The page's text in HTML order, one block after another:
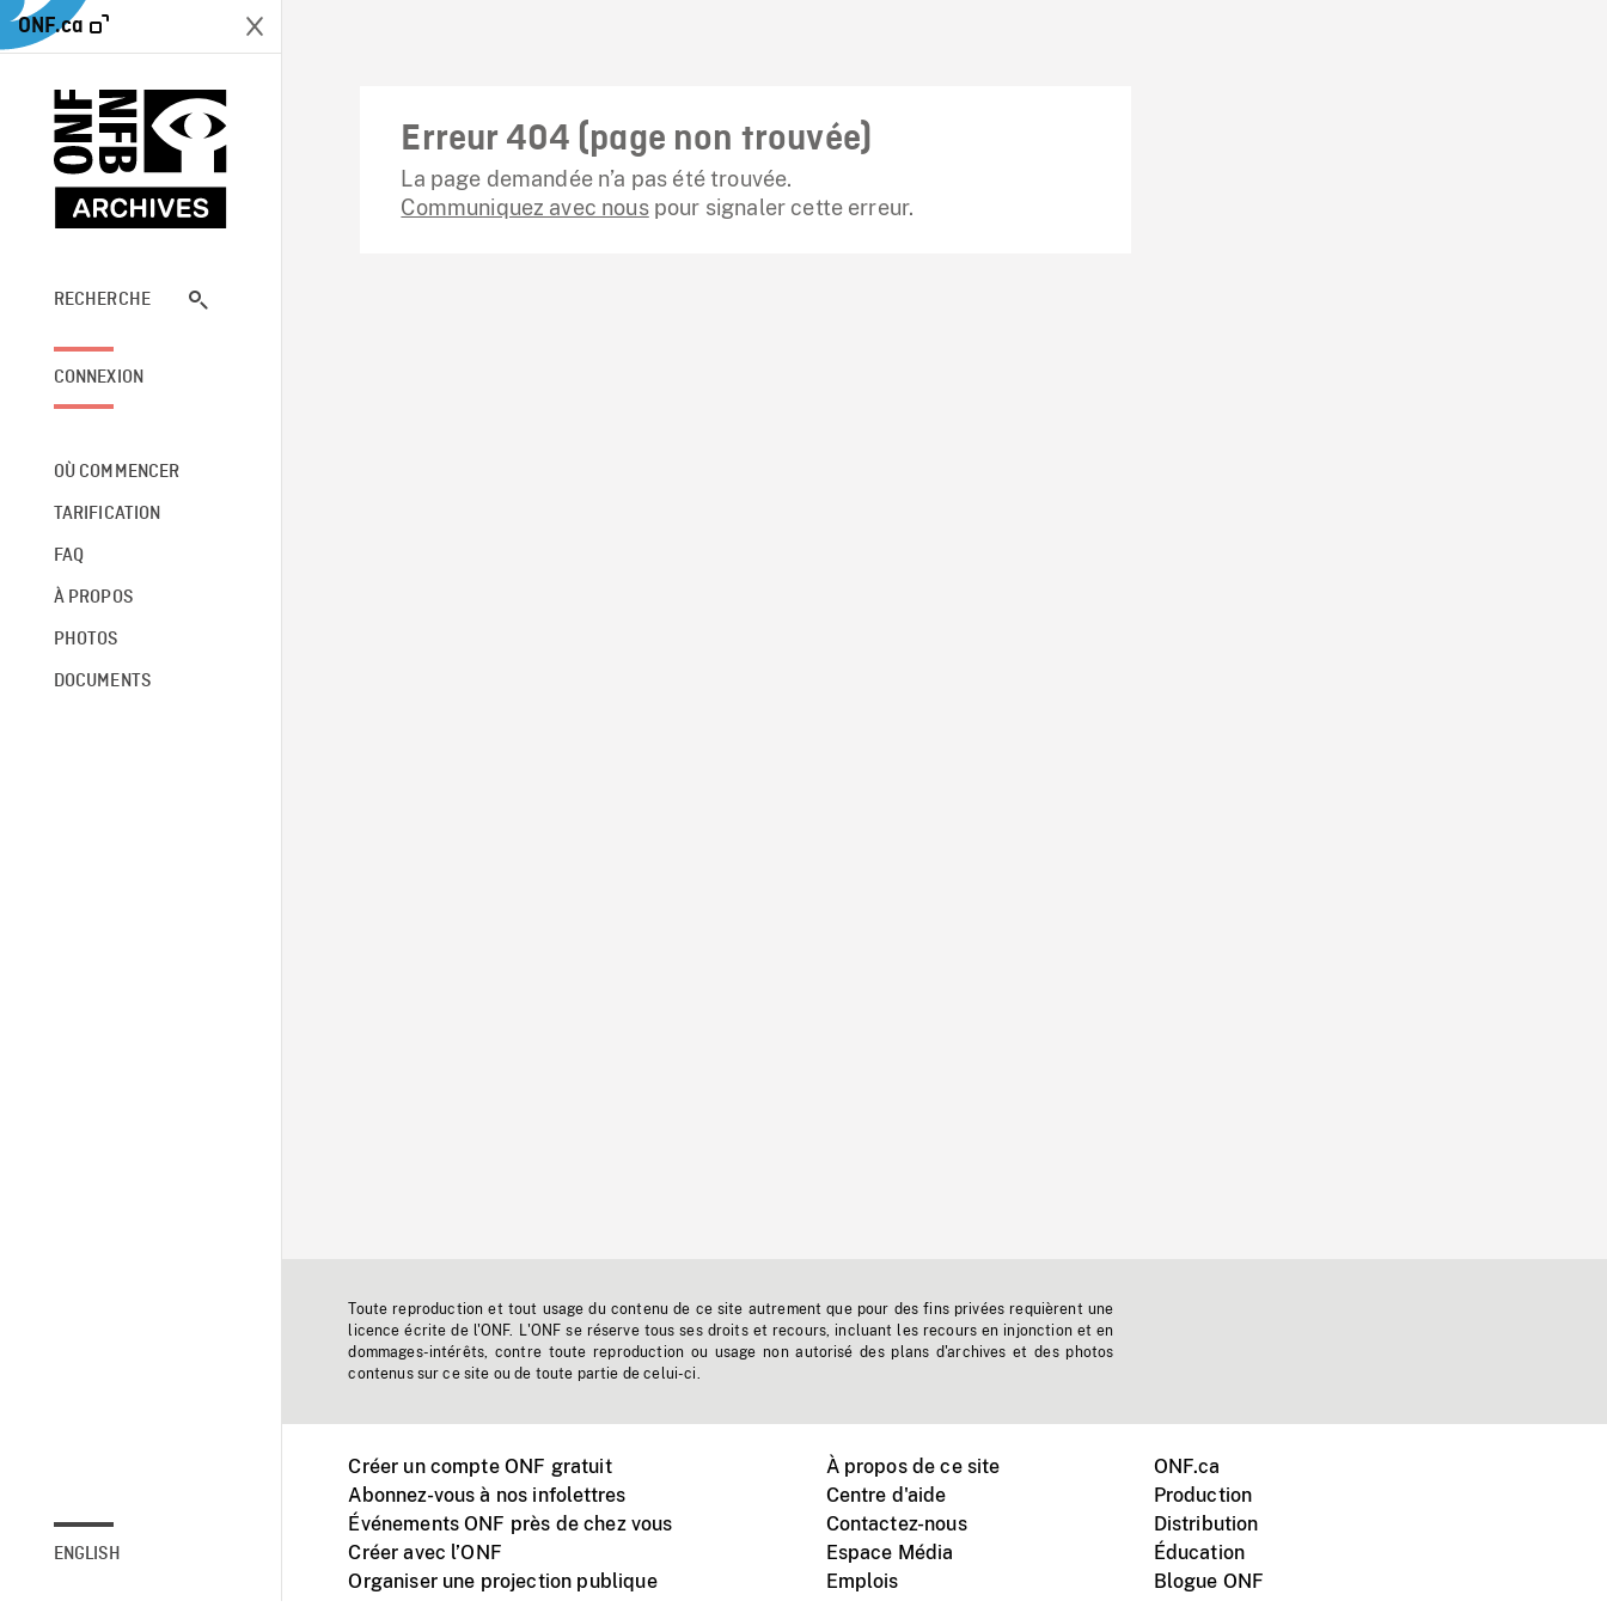
ONF.ca
RECHERCHE
CONNEXION
OÙ COMMENCER
TARIFICATION
FAQ
À PROPOS
PHOTOS
DOCUMENTS
ENGLISH
Erreur 404 (page non trouvée)
La page demandée n’a pas été trouvée.
Communiquez avec nouspour signaler cette erreur.
Toute reproduction et tout usage du contenu de ce site autrement que pour des fins privées requièrent une
licence écrite de l'ONF. L'ONF se réserve tous ses droits et recours, incluant les recours en injonction et en
dommages-intérêts, contre toute reproduction ou usage non autorisé des plans d'archives et des photos
contenus sur ce site ou de toute partie de celui-ci.
Créer un compte ONF gratuit
Abonnez-vous à nos infolettres
Événements ONF près de chez vous
Créer avec l’ONF
Organiser une projection publique
À propos de ce site
Centre d'aide
Contactez-nous
Espace Média
Emplois
ONF.ca
Production
Distribution
Éducation
Blogue ONF